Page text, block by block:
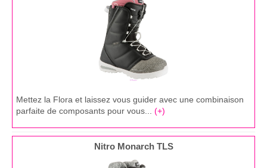
Mettez la Flora et laissez vous guider avec une combinaison
parfaite de composants pour vous... (+)
Nitro Monarch TLS